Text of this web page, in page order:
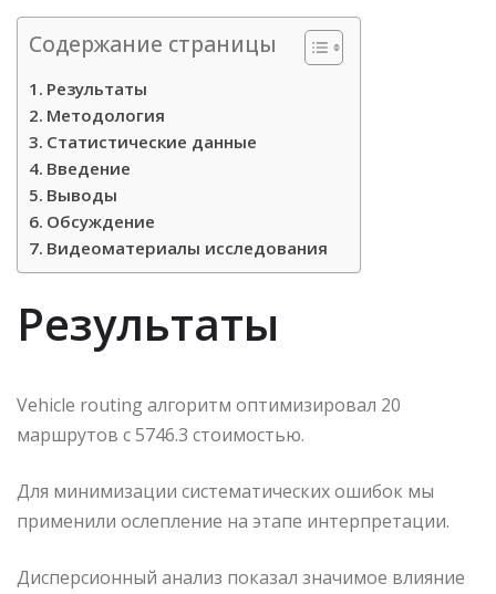
Содержание страницы
Результаты
Методология
Статистические данные
Введение
Выводы
Обсуждение
Видеоматериалы исследования
Результаты
Vehicle routing алгоритм оптимизировал 20
маршрутов с 5746.3 стоимостью.
Для минимизации систематических ошибок мы
применили ослепление на этапе интерпретации.
Дисперсионный анализ показал значимое влияние